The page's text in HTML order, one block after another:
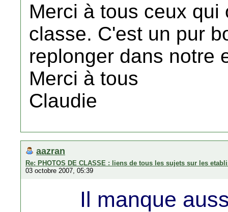
Merci à tous ceux
classe. C'est un pur
replonger dans notre
Merci à tous
Claudie
aazran
Re: PHOTOS DE CLASSE : liens de tous les sujets sur les
03 octobre 2007, 05:39
Il manque